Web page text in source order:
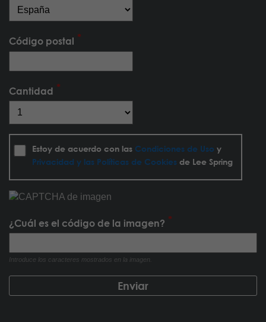
Código postal
Cantidad
Estoy de acuerdo con las Condiciones de Uso y
Privacidad y las Políticas de Cookiesde Lee Spring
¿Cuál es el código de la imagen?
Introduce los caracteres mostrados en la imagen.